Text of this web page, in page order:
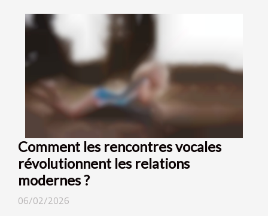
Comment les rencontres vocales
révolutionnent les relations
modernes ?
06/02/2026